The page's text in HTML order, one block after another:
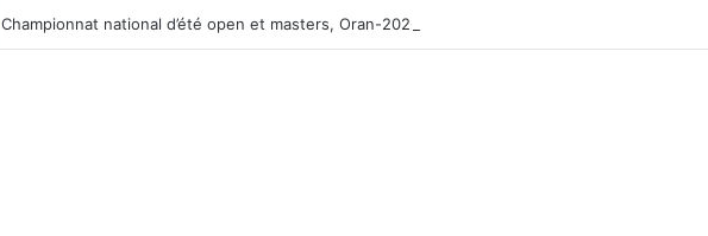
Championnat national d’été open et masters, Oran-2026 — Le CRB s’adjuge le titre